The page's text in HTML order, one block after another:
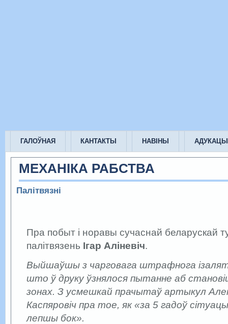
ГАЛОЎНАЯ КАНТАКТЫ НАВІНЫ
МЕХАНІКА РАБСТВА
Палітвязні
Пра побыт і норавы сучаснай беларускай
палітвязень Ігар Аліневіч.
Выйшаўшы з чарговага штрафнога
што ў друку ўзнялося пытанне аб
зонах. З усмешкай прачытаў артыкул
Каспяровіч пра тое, як «за 5 гадоў
лепшы бок».